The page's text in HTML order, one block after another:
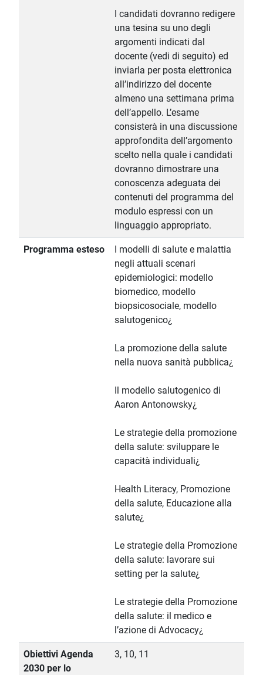
I candidati dovranno redigere
una tesina su uno degli
argomenti indicati dal
docente (vedi di seguito) ed
inviarla per posta elettronica
all’indirizzo del docente
almeno una settimana prima
dell’appello. L’esame
consisterà in una discussione
approfondita dell’argomento
scelto nella quale i candidati
dovranno dimostrare una
conoscenza adeguata dei
contenuti del programma del
modulo espressi con un
linguaggio appropriato.
Programma esteso
I modelli di salute e malattia
negli attuali scenari
epidemiologici: modello
biomedico, modello
biopsicosociale, modello
salutogenico¿
La promozione della salute
nella nuova sanità pubblica¿
Il modello salutogenico di
Aaron Antonowsky¿
Le strategie della promozione
della salute: sviluppare le
capacità individuali¿
Health Literacy, Promozione
della salute, Educazione alla
salute¿
Le strategie della Promozione
della salute: lavorare sui
setting per la salute¿
Le strategie della Promozione
della salute: il medico e
l’azione di Advocacy¿
Obiettivi Agenda
2030 per lo
3, 10, 11